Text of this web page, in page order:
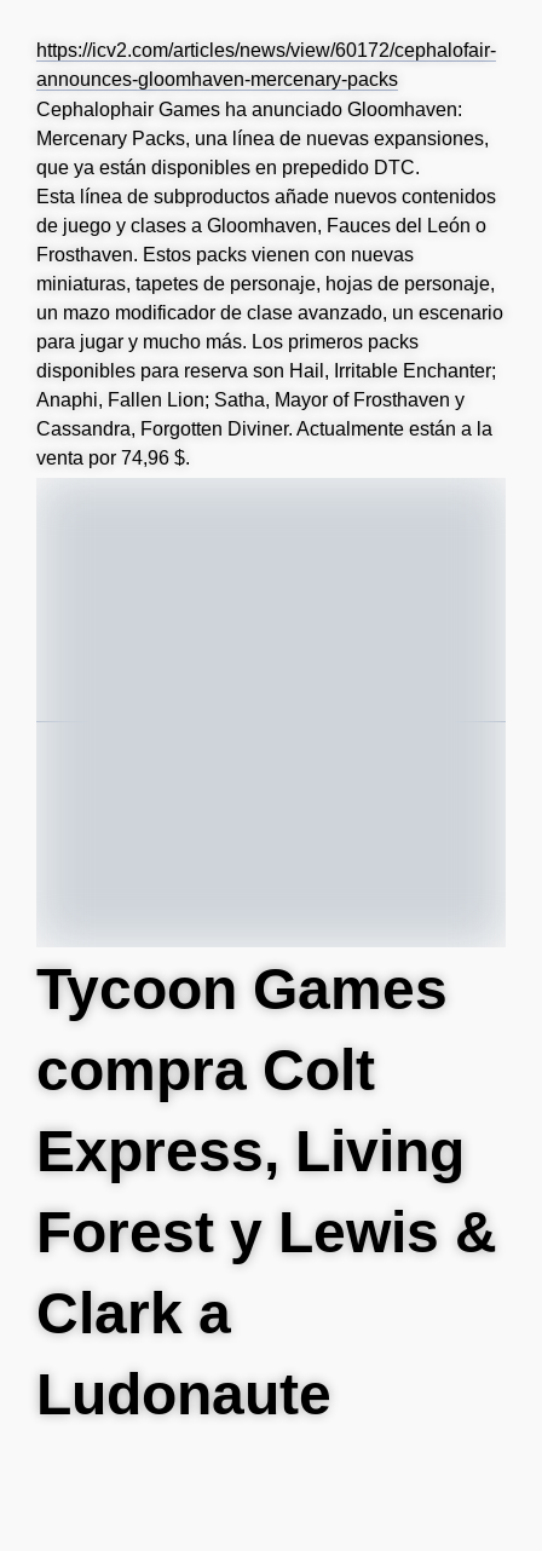
https://icv2.com/articles/news/view/60172/cephalofair-
announces-gloomhaven-mercenary-packs
Cephalophair Games ha anunciado Gloomhaven:
Mercenary Packs, una línea de nuevas expansiones,
que ya están disponibles en prepedido DTC.
Esta línea de subproductos añade nuevos contenidos
de juego y clases a Gloomhaven, Fauces del León o
Frosthaven. Estos packs vienen con nuevas
miniaturas, tapetes de personaje, hojas de personaje,
un mazo modificador de clase avanzado, un escenario
para jugar y mucho más. Los primeros packs
disponibles para reserva son Hail, Irritable Enchanter;
Anaphi, Fallen Lion; Satha, Mayor of Frosthaven y
Cassandra, Forgotten Diviner. Actualmente están a la
venta por 74,96 $.
Tycoon Games
compra Colt
Express, Living
Forest y Lewis &
Clark a
Ludonaute